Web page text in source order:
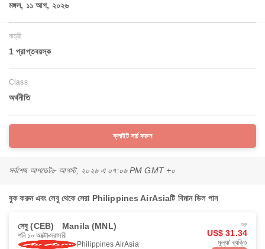
মঙ্গল, ১১ আগ, ২০২৬
যাত্রী
1 প্রাপ্তবয়স্ক
Class
অর্থনীতি
ফ্লাইট সার্চ করুন
সর্বশেষ আপডেট৮ আগস্ট, ২০২৬ এ ০৭:০৬ PM GMT +০
বুক করুন এবং সেবু থেকে সেরা Philippines AirAsiaটি বিমান ডিল পান
সেবু (CEB) Manila (MNL)
শনি ১০ অক্টো সরাসরি
Philippines AirAsia
শুরু
US$ 31.34
মূল্য/ ব্যক্তি